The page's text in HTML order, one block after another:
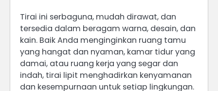
Tirai ini serbaguna, mudah dirawat, dan
tersedia dalam beragam warna, desain, dan
kain. Baik Anda menginginkan ruang tamu
yang hangat dan nyaman, kamar tidur yang
damai, atau ruang kerja yang segar dan
indah, tirai lipit menghadirkan kenyamanan
dan kesempurnaan untuk setiap lingkungan.